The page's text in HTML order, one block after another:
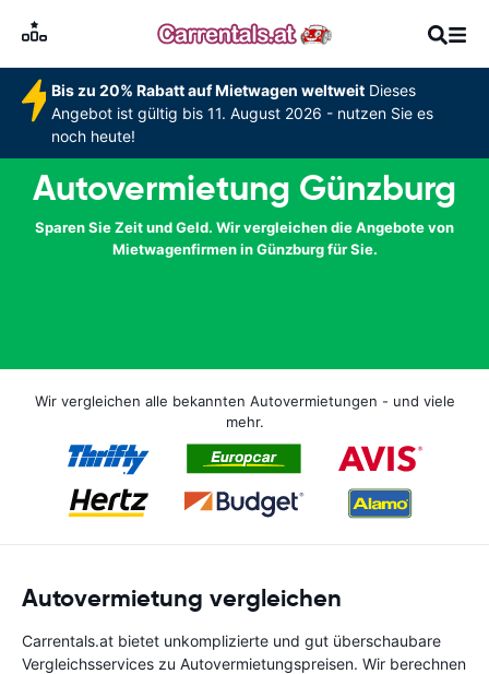
Bis zu 20% Rabatt auf Mietwagen weltweitDieses
Angebot ist gültig bis 11. August 2026 - nutzen Sie es
noch heute!
Autovermietung Günzburg
Sparen Sie Zeit und Geld. Wir vergleichen die Angebote von
Mietwagenfirmen in Günzburg für Sie.
Wir vergleichen alle bekannten Autovermietungen - und viele
mehr.
Autovermietung vergleichen
Carrentals.at bietet unkomplizierte und gut überschaubare
Vergleichsservices zu Autovermietungspreisen. Wir berechnen